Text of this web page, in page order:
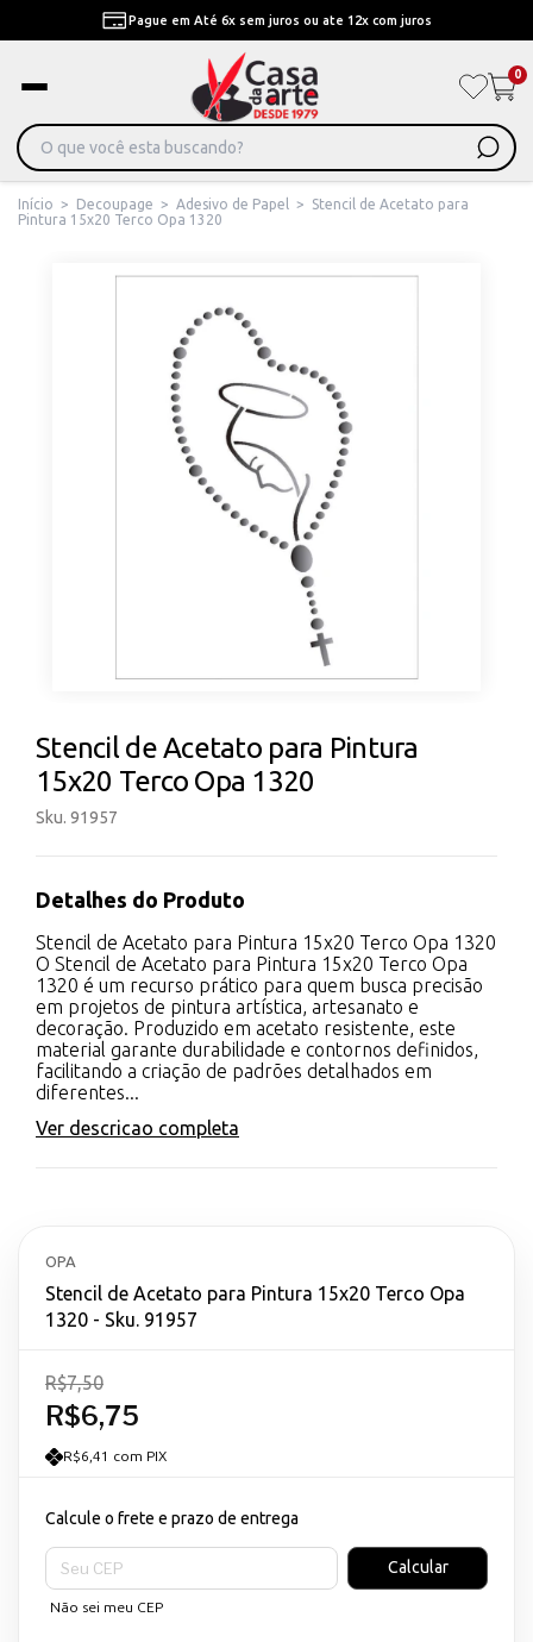
Pague em Até 6x sem juros ou ate 12x com juros
0
Início > Decoupage > Adesivo de Papel >
Stencil de Acetato para
Pintura 15x20 Terco Opa 1320
Stencil de Acetato para Pintura
15x20 Terco Opa 1320
Sku. 91957
Detalhes do Produto
Stencil de Acetato para Pintura 15x20 Terco Opa 1320
O Stencil de Acetato para Pintura 15x20 Terco Opa
1320 é um recurso prático para quem busca precisão
em projetos de pintura artística, artesanato e
decoração. Produzido em acetato resistente, este
material garante durabilidade e contornos definidos,
facilitando a criação de padrões detalhados em
diferentes...
Ver descricao completa
OPA
Stencil de Acetato para Pintura 15x20 Terco Opa
1320 - Sku. 91957
R$6,75
R$7,50
R$6,41 com PIX
Calcule o frete e prazo de entrega
Entregas para o CEP:
Calcular
Não sei meu CEP